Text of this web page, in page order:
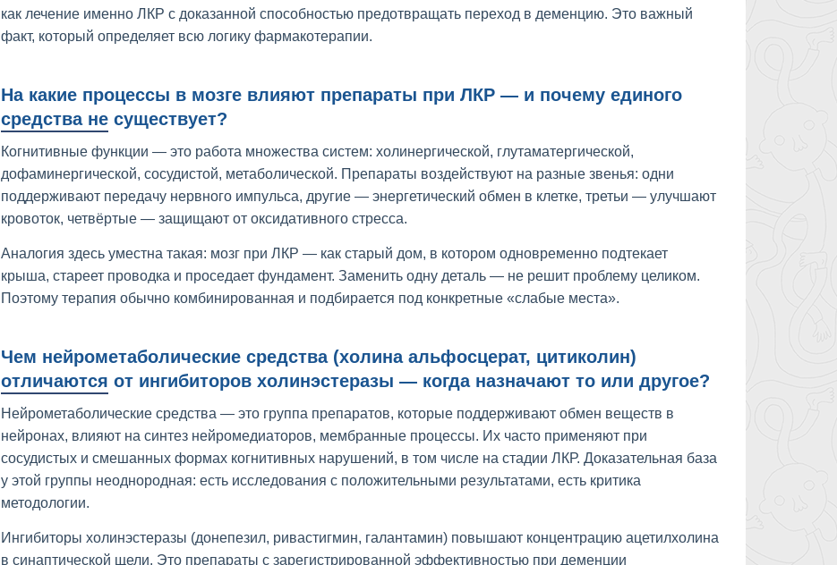
как лечение именно ЛКР с доказанной способностью предотвращать переход в деменцию. Это важный
факт, который определяет всю логику фармакотерапии.
На какие процессы в мозге влияют препараты при ЛКР — и почему единого
средства не существует?
Когнитивные функции — это работа множества систем: холинергической, глутаматергической,
дофаминергической, сосудистой, метаболической. Препараты воздействуют на разные звенья: одни
поддерживают передачу нервного импульса, другие — энергетический обмен в клетке, третьи — улучшают
кровоток, четвёртые — защищают от оксидативного стресса.
Аналогия здесь уместна такая: мозг при ЛКР — как старый дом, в котором одновременно подтекает
крыша, стареет проводка и проседает фундамент. Заменить одну деталь — не решит проблему целиком.
Поэтому терапия обычно комбинированная и подбирается под конкретные «слабые места».
Чем нейрометаболические средства (холина альфосцерат, цитиколин)
отличаются от ингибиторов холинэстеразы — когда назначают то или другое?
Нейрометаболические средства — это группа препаратов, которые поддерживают обмен веществ в
нейронах, влияют на синтез нейромедиаторов, мембранные процессы. Их часто применяют при
сосудистых и смешанных формах когнитивных нарушений, в том числе на стадии ЛКР. Доказательная база
у этой группы неоднородная: есть исследования с положительными результатами, есть критика
методологии.
Ингибиторы холинэстеразы (донепезил, ривастигмин, галантамин) повышают концентрацию ацетилхолина
в синаптической щели. Это препараты с зарегистрированной эффективностью при деменции